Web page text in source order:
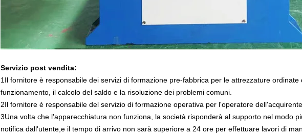
Servizio post vendita:
1Il fornitore è responsabile dei servizi di formazione pre-fabbrica per le attrezzature ordinate
funzionamento, il calcolo del saldo e la risoluzione dei problemi comuni.
2Il fornitore è responsabile del servizio di formazione operativa per l'operatore
3Una volta che l'apparecchiatura non funziona, la società risponderà al supporto nel modo
notifica dall'utente,e il tempo di arrivo non sarà superiore a 24 ore per effettuare lavori di